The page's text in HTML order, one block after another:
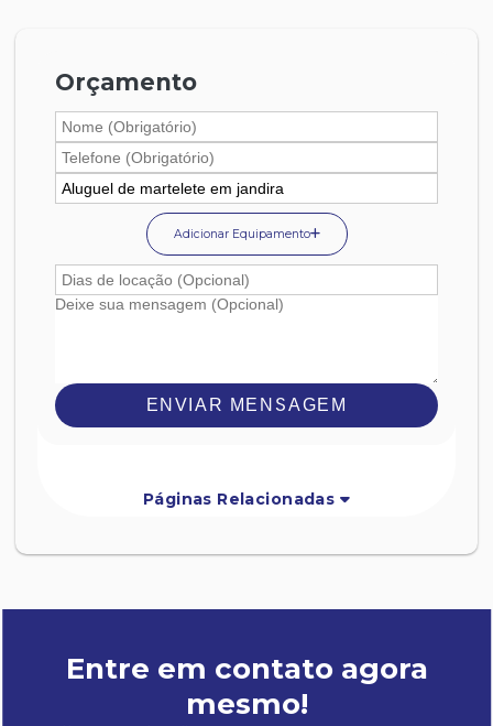
Orçamento
Adicionar Equipamento
ENVIAR MENSAGEM
Páginas Relacionadas
Entre em contato agora
mesmo!